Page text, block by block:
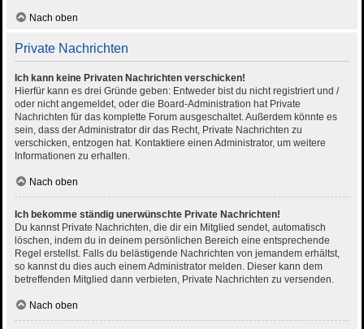
Nach oben
Private Nachrichten
Ich kann keine Privaten Nachrichten verschicken!
Hierfür kann es drei Gründe geben: Entweder bist du nicht registriert und /
oder nicht angemeldet, oder die Board-Administration hat Private
Nachrichten für das komplette Forum ausgeschaltet. Außerdem könnte es
sein, dass der Administrator dir das Recht, Private Nachrichten zu
verschicken, entzogen hat. Kontaktiere einen Administrator, um weitere
Informationen zu erhalten.
Nach oben
Ich bekomme ständig unerwünschte Private Nachrichten!
Du kannst Private Nachrichten, die dir ein Mitglied sendet, automatisch
löschen, indem du in deinem persönlichen Bereich eine entsprechende
Regel erstellst. Falls du belästigende Nachrichten von jemandem erhältst,
so kannst du dies auch einem Administrator melden. Dieser kann dem
betreffenden Mitglied dann verbieten, Private Nachrichten zu versenden.
Nach oben